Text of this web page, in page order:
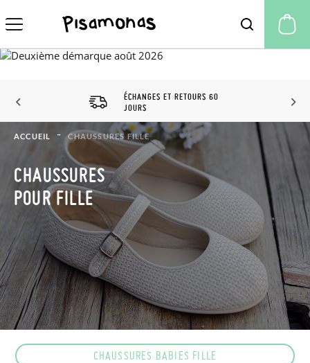
ÉCHANGES ET RETOURS 60
JOURS
ACCUEIL CHAUSSURES FILLE
CHAUSSURES
POUR FILLE
CHAUSSURES BABIES FILLE